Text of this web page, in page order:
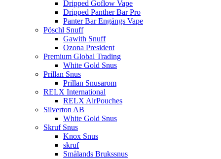
Dripped Goflow Vape
Dripped Panther Bar Pro
Panter Bar Engångs Vape
Pöschl Snuff
Gawith Snuff
Ozona President
Premium Global Trading
White Gold Snus
Prillan Snus
Prillan Snusarom
RELX International
RELX AirPouches
Silverton AB
White Gold Snus
Skruf Snus
Knox Snus
skruf
Smålands Brukssnus